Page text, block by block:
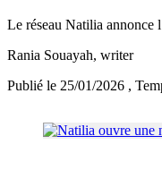
Le réseau Natilia annonce
Rania Souayah, writer
Publié le 25/01/2026 ,